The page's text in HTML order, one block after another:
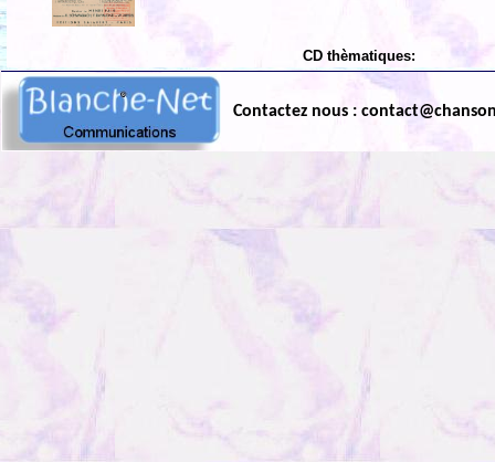
CD thèmatiques:
Contactez nous :